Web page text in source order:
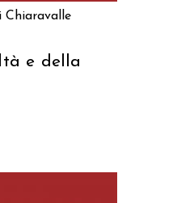
Chiaravalle
e della